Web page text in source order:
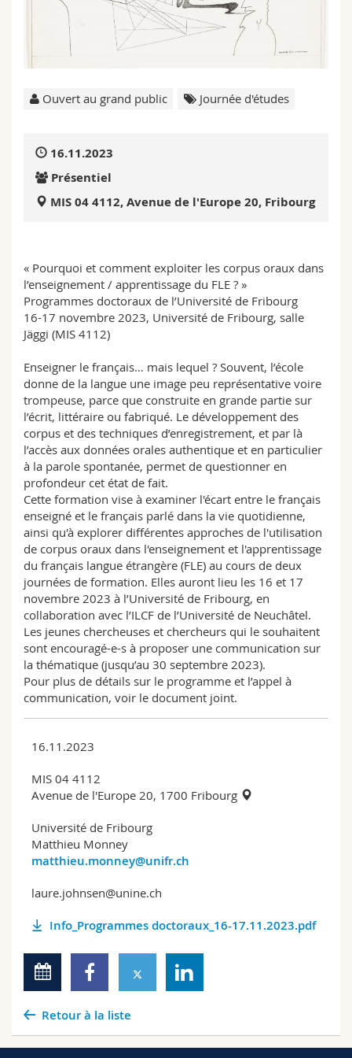
Sciences et médecine
Interfacultaire
Collaborateurs
Doctorants
Webmail
Programme des cours
MyUnifr
Ouvert au grand public Journée d'études
16.11.2023
Présentiel
MIS 04 4112, Avenue de l'Europe 20, Fribourg
« Pourquoi et comment exploiter les corpus oraux dans
l’enseignement / apprentissage du FLE ? »
Programmes doctoraux de l’Université de Fribourg
16-17 novembre 2023, Université de Fribourg, salle
Jäggi (MIS 4112)
Enseigner le français… mais lequel ? Souvent, l’école
donne de la langue une image peu représentative voire
trompeuse, parce que construite en grande partie sur
l’écrit, littéraire ou fabriqué. Le développement des
corpus et des techniques d’enregistrement, et par là
l’accès aux données orales authentique et en particulier
à la parole spontanée, permet de questionner en
profondeur cet état de fait.
Cette formation vise à examiner l'écart entre le français
enseigné et le français parlé dans la vie quotidienne,
ainsi qu'à explorer différentes approches de l'utilisation
de corpus oraux dans l'enseignement et l'apprentissage
du français langue étrangère (FLE) au cours de deux
journées de formation. Elles auront lieu les 16 et 17
novembre 2023 à l’Université de Fribourg, en
collaboration avec l’ILCF de l’Université de Neuchâtel.
Les jeunes chercheuses et chercheurs qui le souhaitent
sont encouragé-e-s à proposer une communication sur
la thématique (jusqu’au 30 septembre 2023).
Pour plus de détails sur le programme et l’appel à
communication, voir le document joint.
16.11.2023
MIS 04 4112
Avenue de l'Europe 20, 1700 Fribourg
Université de Fribourg
Matthieu Monney
matthieu.monney@unifr.ch
laure.johnsen@unine.ch
Info_Programmes doctoraux_16-17.11.2023.pdf
Retour à la liste